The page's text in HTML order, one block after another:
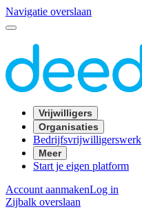
Navigatie overslaan
Vrijwilligers
Organisaties
Bedrijfsvrijwilligerswerk
Meer
Start je eigen platform
Account aanmakenLog in
Zijbalk overslaan